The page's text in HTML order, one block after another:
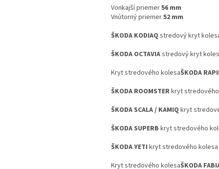
Vonkajší priemer56 mm
Vnútorný priemer52 mm
ŠKODA KODIAQstredový kryt
ŠKODA OCTAVIAstredový kryt
Kryt stredového kolesaŠKODA
ŠKODA ROOMSTERkryt
ŠKODA SCALA / KAMIQkryt
ŠKODA SUPERB kryt stredového
ŠKODA YETI kryt stredového kolesa
Kryt stredového kolesaŠKODA